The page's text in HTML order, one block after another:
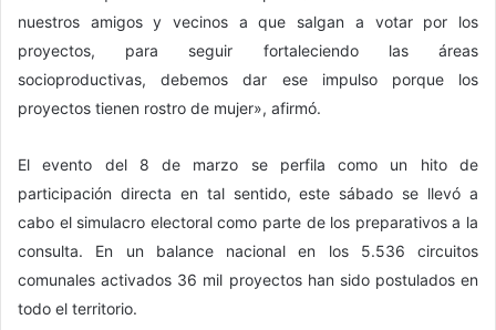
nuestros amigos y vecinos a que salgan a votar por los
proyectos, para seguir fortaleciendo las áreas
socioproductivas, debemos dar ese impulso porque los
proyectos tienen rostro de mujer», afirmó.
​El evento del 8 de marzo se perfila como un hito de
participación directa en tal sentido, este sábado se llevó a
cabo el simulacro electoral como parte de los preparativos a la
consulta. En un balance nacional en los ​5.536 circuitos
comunales activados ​36 mil proyectos han sido postulados en
todo el territorio.